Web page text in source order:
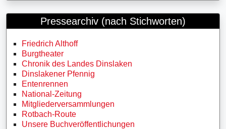
Pressearchiv (nach Stichworten)
Friedrich Althoff
Burgtheater
Chronik des Landes Dinslaken
Dinslakener Pfennig
Entenrennen
National-Zeitung
Mitgliederversammlungen
Rotbach-Route
Unsere Buchveröffentlichungen